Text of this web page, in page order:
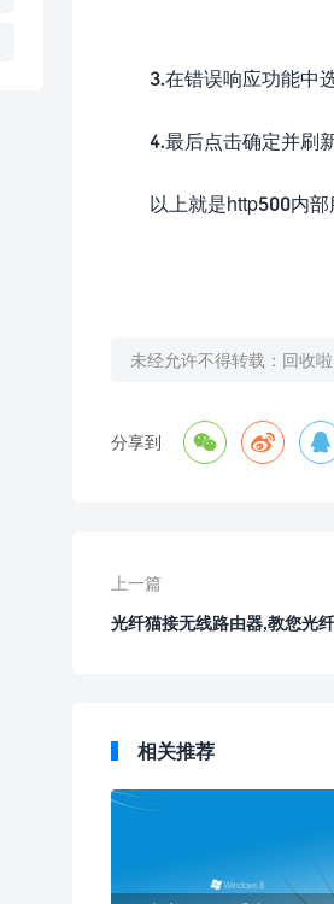
3.在错误响应功能中选
4.最后点击确定并刷
以上就是http500内
未经允许不得转载： 回收啦
分享到   
上一篇
光纤猫接无线路由器,教您光
相关推荐